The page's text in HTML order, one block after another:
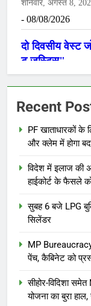
Recent
PF खाताधारकों के
और क्लेम में होगा
विदेश में इलाज की
हाईकोर्ट के फैसले
सुबह 6 बजे LPG
सिलेंडर
MP
पेंच, कैबिनेट को
सीहोर-विदिशा
योजना का बुरा